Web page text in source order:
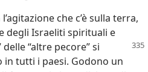
che c’è sulla terra,
degli Israeliti spirituali e
“altre pecore”si
in tutti i paesi. Godono un